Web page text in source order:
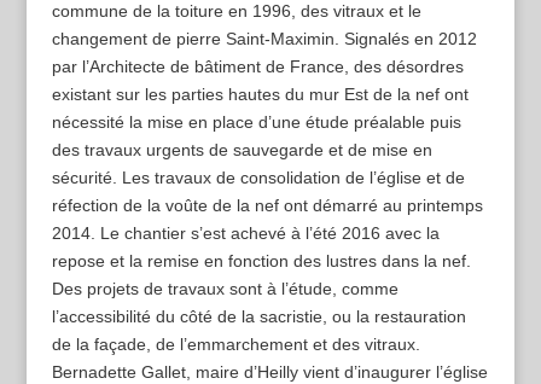
commune de la toiture en 1996, des vitraux et le
changement de pierre Saint-Maximin. Signalés en 2012
par l’Architecte de bâtiment de France, des désordres
existant sur les parties hautes du mur Est de la nef ont
nécessité la mise en place d’une étude préalable puis
des travaux urgents de sauvegarde et de mise en
sécurité. Les travaux de consolidation de l’église et de
réfection de la voûte de la nef ont démarré au printemps
2014. Le chantier s’est achevé à l’été 2016 avec la
repose et la remise en fonction des lustres dans la nef.
Des projets de travaux sont à l’étude, comme
l’accessibilité du côté de la sacristie, ou la restauration
de la façade, de l’emmarchement et des vitraux.
Bernadette Gallet, maire d’Heilly vient d’inaugurer l’église